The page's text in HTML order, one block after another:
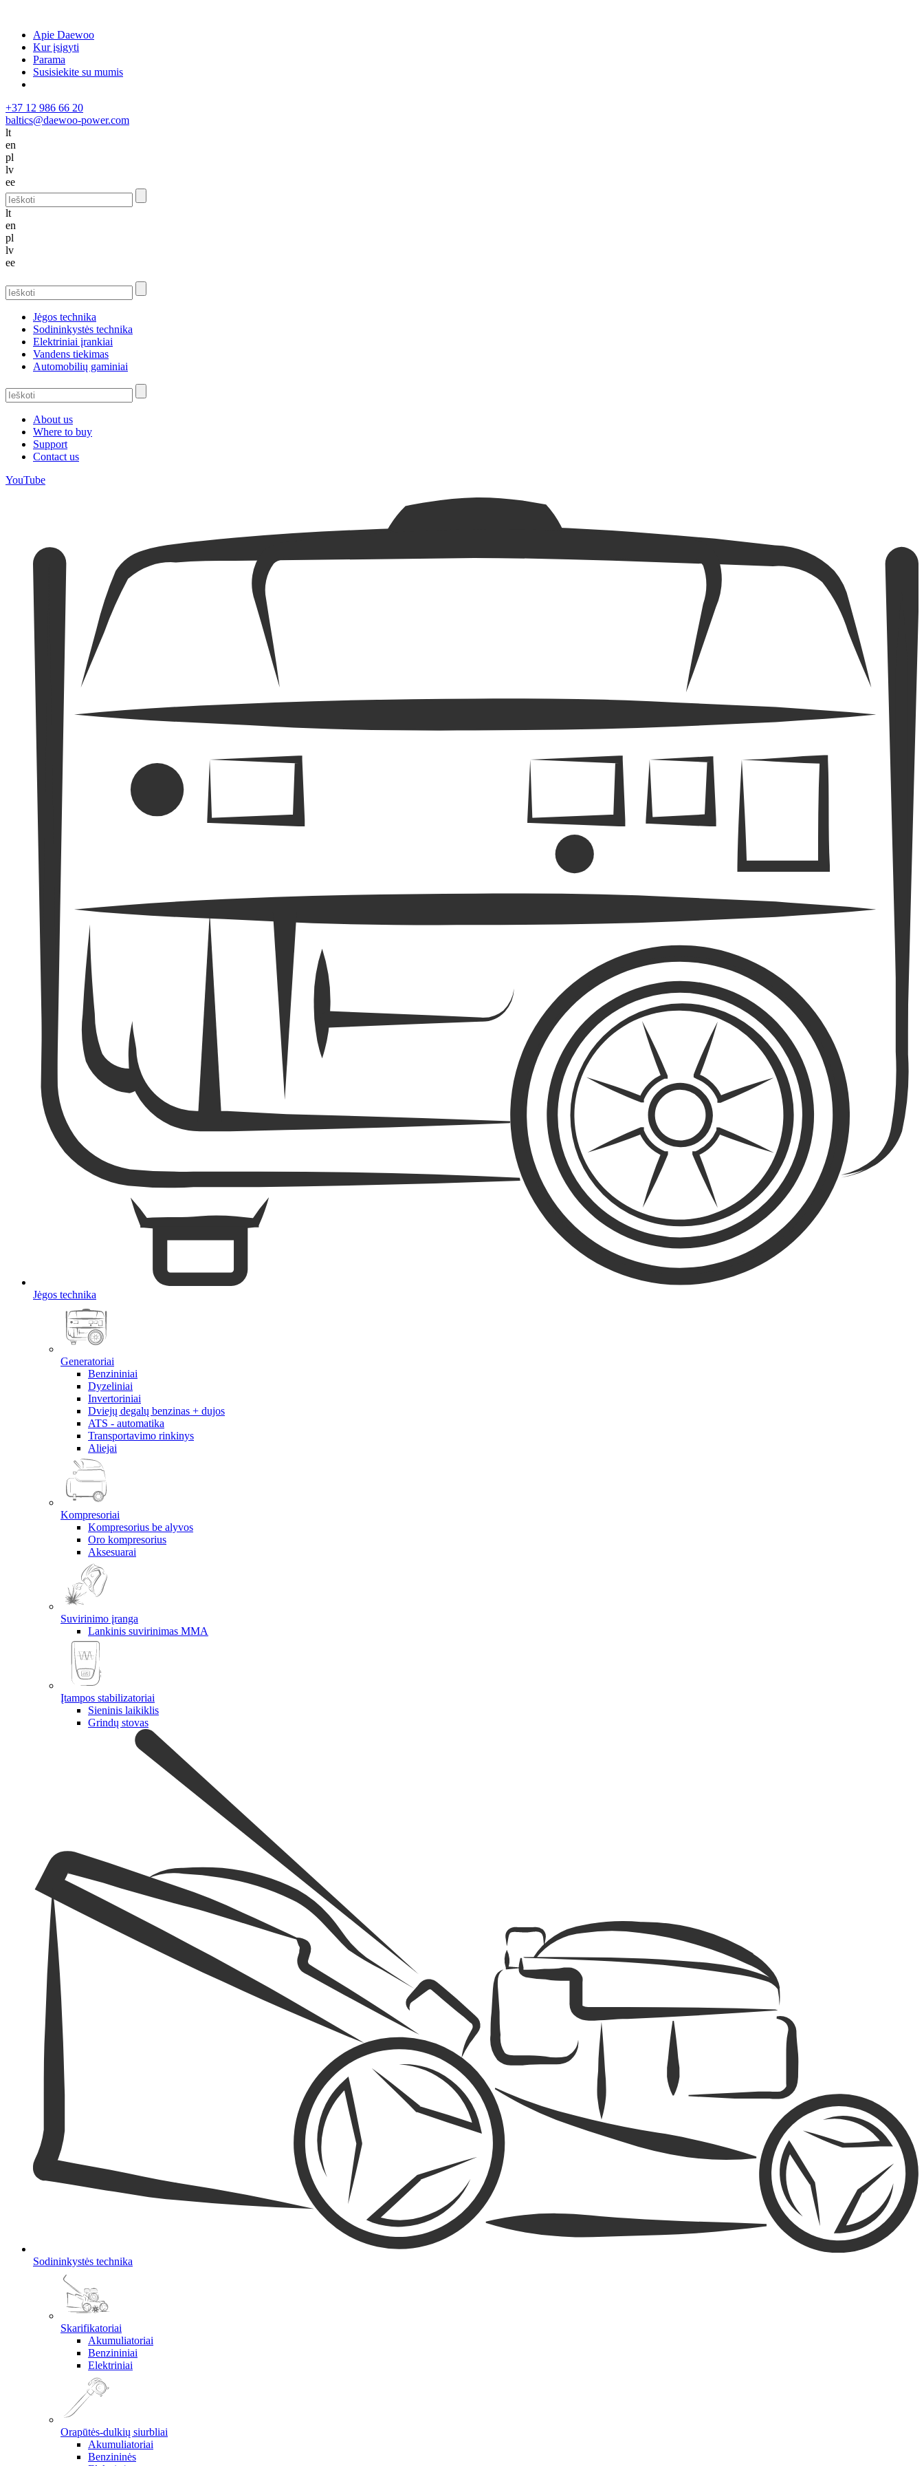
Apie Daewoo
Kur įsigyti
Parama
Susisiekite su mumis
+37 12 986 66 20
baltics@daewoo-power.com
lt
en
pl
lv
ee
lt
en
pl
lv
ee
Jėgos technika
Sodininkystės technika
Elektriniai įrankiai
Vandens tiekimas
Automobilių gaminiai
About us
Where to buy
Support
Contact us
YouTube
Jėgos technika
Generatoriai
Benzininiai
Dyzeliniai
Invertoriniai
Dviejų degalų benzinas + dujos
ATS - automatika
Transportavimo rinkinys
Aliejai
Kompresoriai
Kompresorius be alyvos
Oro kompresorius
Aksesuarai
Suvirinimo įranga
Lankinis suvirinimas MMA
Įtampos stabilizatoriai
Sieninis laikiklis
Grindų stovas
Sodininkystės technika
Skarifikatoriai
Akumuliatoriai
Benzininiai
Elektriniai
Orapūtės-dulkių siurbliai
Akumuliatoriai
Benzininės